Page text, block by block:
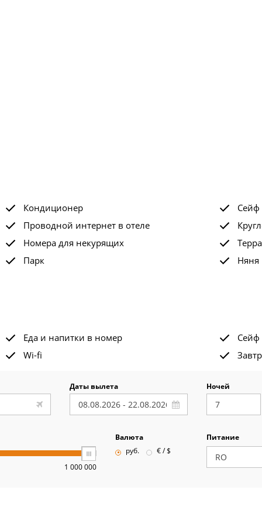
Кондиционер
Сейф
Проводной интернет в отеле
Номера для некурящих
Парк
Няня
Еда и напитки в номер
Сейф
Wi-fi
Даты вылета Ночей
1 000 000
Валюта
руб.
€ / $
Питание